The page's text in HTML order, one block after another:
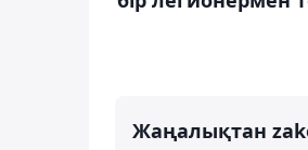
Жаңалықтан